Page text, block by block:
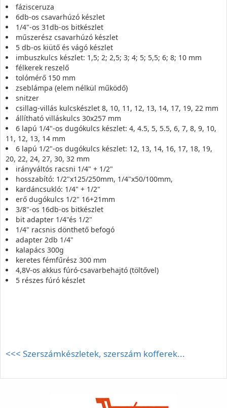
fázisceruza
6db-os csavarhúzó készlet
1/4"-os 31db-os bitkészlet
műszerész csavarhúzó készlet
5 db-os kiütő és vágó készlet
imbuszkulcs készlet: 1,5; 2; 2,5; 3; 4; 5; 5,5; 6; 8; 10 mm
félkerek reszelő
tolómérő 150 mm
zseblámpa (elem nélkül működő)
snitzer
csillag-villás kulcskészlet 8, 10, 11, 12, 13, 14, 17, 19, 22 mm
állítható villáskulcs 30x257 mm
6 lapú 1/4"-os dugókulcs készlet: 4, 4.5, 5, 5.5, 6, 7, 8, 9, 10,
11, 12, 13, 14 mm
6 lapú 1/2"-os dugókulcs készlet: 12, 13, 14, 16, 17, 18, 19,
20, 22, 24, 27, 30, 32 mm
irányváltós racsni 1/4" + 1/2"
hosszabító: 1/2"x125/250mm, 1/4"x50/100mm,
kardáncsukló: 1/4" + 1/2"
erő dugókulcs 1/2" 16+21mm
3/8"-os 16db-os bitkészlet
bit adapter 1/4"és 1/2"
1/4" racsnis dönthető befogó
adapter 2db 1/4"
kalapács 300g
keretes fémfűrész 300 mm
4,8V-os akkus fúró-csavarbehajtó (töltővel)
5 részes fúró készlet
<<< Szerszámkészletek, szerszám kofferek...